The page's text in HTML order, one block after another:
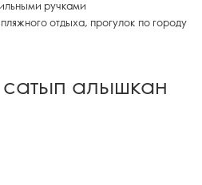
ручками
отдыха, прогулок по городу
алышкан